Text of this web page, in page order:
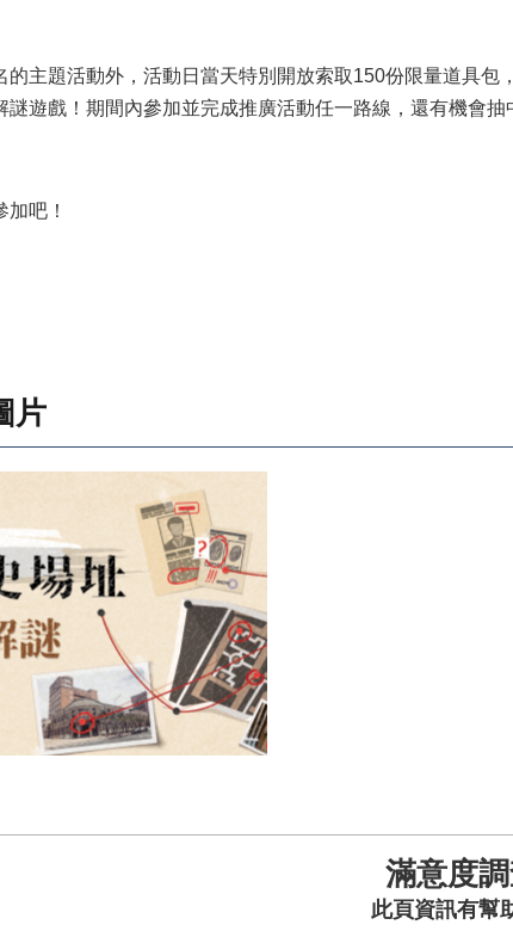
的主題活動外，活動日當天特別開放索取150份限量道具
謎遊戲！期間內參加並完成推廣活動任一路線，還有機會
加吧！
片
滿意度
此頁資訊有幫